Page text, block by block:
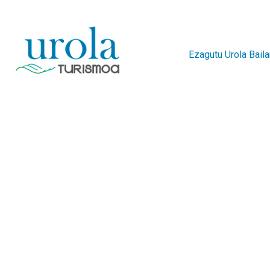
Ezagutu Urola